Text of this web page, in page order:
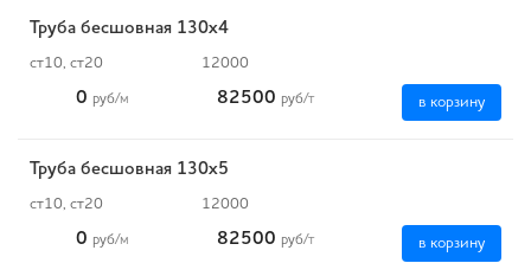
Труба бесшовная 130х4
ст10, ст20 12000
0 руб/м 82500 руб/т в корзину
Труба бесшовная 130х5
ст10, ст20 12000
0 руб/м 82500 руб/т в корзину